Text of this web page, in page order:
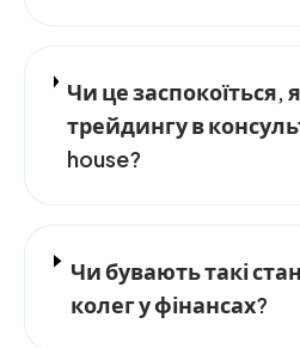
Чи це заспокоїться,
трейдингу в
house?
Чи бувають такі
колег у фінансах?